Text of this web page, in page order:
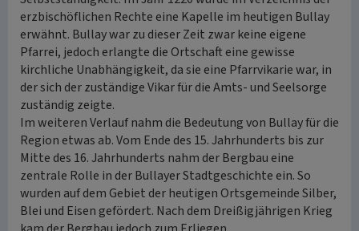
erzbischöflichen Rechte eine Kapelle im heutigen Bullay
erwähnt. Bullay war zu dieser Zeit zwar keine eigene
Pfarrei, jedoch erlangte die Ortschaft eine gewisse
kirchliche Unabhängigkeit, da sie eine Pfarrvikarie war, in
der sich der zuständige Vikar für die Amts- und Seelsorge
zuständig zeigte.
Im weiteren Verlauf nahm die Bedeutung von Bullay für die
Region etwas ab. Vom Ende des 15. Jahrhunderts bis zur
Mitte des 16. Jahrhunderts nahm der Bergbau eine
zentrale Rolle in der Bullayer Stadtgeschichte ein. So
wurden auf dem Gebiet der heutigen Ortsgemeinde Silber,
Blei und Eisen gefördert. Nach dem Dreißigjährigen Krieg